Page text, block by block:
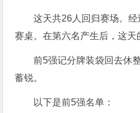
这天共26人回归赛场。
赛桌。在第六名产生后，这天
前5强记分牌装袋回去休
蓄锐。
以下是前5强名单：